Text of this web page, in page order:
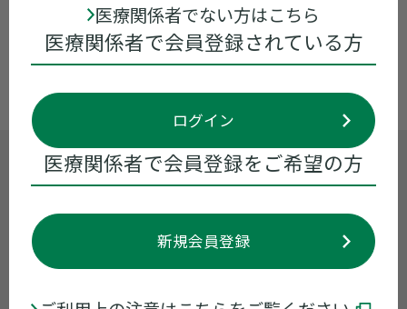
医療関係者でない方はこちら
医療関係者で会員登録されている方
ログイン
医療関係者で会員登録をご希望の方
新規会員登録
製品に関するお問い合わせ
受付時間 9:00~17:30 ※月曜日〜金曜日
（祝日・当社休業日を除く）